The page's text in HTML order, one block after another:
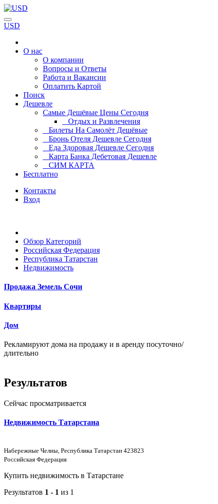
USD
О нас
О компании
Вопросы и Ответы
Работа и Вакансии
Оплатить Картой
Поиск
Дешевле
Самые Дешёвые Цены Сегодня
Отдых и Развлечения
Билеты На Самолёт Дешёвые
Бронь Отеля Дешевле Сегодня
Еда Здоровая Дешевле Сегодня
Карта Банка Дебетовая Дешевле
СИМ КАРТА
Бесплатно
Контакты
Вход
Обзор Категорий
Российская Федерация
Республика Татарстан
Недвижимость
Продажа Земель Сочи
Квартиры
Дом
Рекламируют дома на продажу и в аренду посуточно/
длительно
Результатов
Сейчас просматривается
Недвижимость Татарстана
Набережные Челны, Республика Татарстан 423823
Российская Федерация
Купить недвижимость в Татарстане
Результатов 1 - 1 из 1